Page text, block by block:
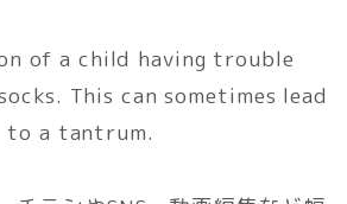
of a child having trouble
This can sometimes lead
to a tantrum.